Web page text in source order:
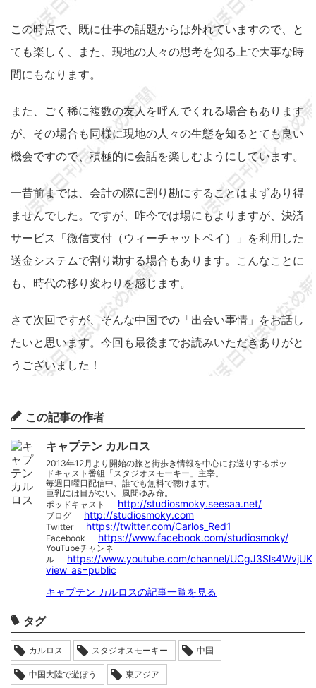
この時点で、既に仕事の話題からは外れていますので、と
ても楽しく、また、現地の人々の思考を知る上で大事な時
間にもなります。
また、ごく稀に複数の友人を呼んでくれる場合もあります
が、その場合も同様に現地の人々の生態を知るとても良い
機会ですので、積極的に会話を楽しむようにしています。
一昔前までは、会計の際に割り勘にすることはまずあり得
ませんでした。ですが、昨今では場にもよりますが、決済
サービス「微信支付（ウィーチャットペイ）」を利用した
送金システムで割り勘する場合もあります。こんなことに
も、時代の移り変わりを感じます。
さて次回ですが、そんな中国での「出会い事情」をお話し
たいと思います。今回も最後までお読みいただきありがと
うございました！
この記事の作者
キャプテン カルロス
2013年12月より開始の旅と街歩き情報を中心にお送りするポッ
ドキャスト番組「スタジオスモーキー」主宰。
毎週日曜日配信中、誰でも無料で聴けます。
巨乳には目がない。風間ゆみ命。
ポッドキャスト http://studiosmoky.seesaa.net/
ブログ http://studiosmoky.com
Twitter https://twitter.com/Carlos_Red1
Facebook https://www.facebook.com/studiosmoky/
YouTubeチャンネ
ル https://www.youtube.com/channel/
view_as=public
キャプテン カルロスの記事一覧を見る
タグ
カルロス スタジオスモーキー 中国
中国大陸で遊ぼう 東アジア